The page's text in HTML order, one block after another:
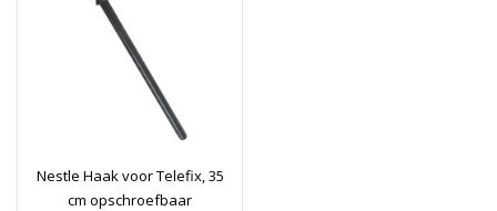
Nestle Haak voor Telefix, 35
cm opschroefbaar